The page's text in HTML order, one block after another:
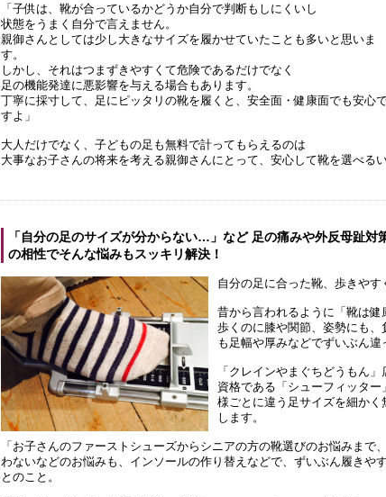
「子供は、靴が合っているかどうか自分で判断もしにくいし
状態をうまく自分で言えません。
親御さんとしては少し大きなサイズを履かせていたことも多いと思いま
す。
しかし、それはつまずきやすくて危険であるだけでなく
足の機能発達に悪影響を与える場合もあります。
丁寧に採寸して、足にピッタリの靴を履くと、安全面・健康面でも安心
すよ」
大人だけでなく、子どもの足も無料で計ってもらえるのは
大事なお子さんの将来を考える親御さんにとって、安心して靴を選べる
「自分の足のサイズが分からない…」など 足の痛みや外反母趾対
の相性でそんな悩みもスッキリ解決！
自分の足に合った靴、歩きやす
昔から言われるように「靴は健
歩くのに膝や関節、姿勢にも
も足幅や厚みなどでずいぶん違
「クレインやまぐちどうもん
資格である「シューフィッタ
様ごとに違う足サイズを細か
します。
「お子さんのファーストシューズからシニアの方の靴選びのお悩みまで
わないなどのお悩みも、インソールの作り替えなどで、ずいぶん履きや
とのこと。